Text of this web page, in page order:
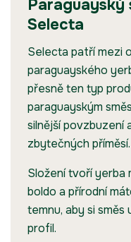
Selecta
Selecta patří mezi
paraguayského
přesně ten typ
paraguayským
silnější povzbuzení
zbytečných příměsí.
Složení tvoří yerba
boldo a přírodní
temnu, aby si
profil.